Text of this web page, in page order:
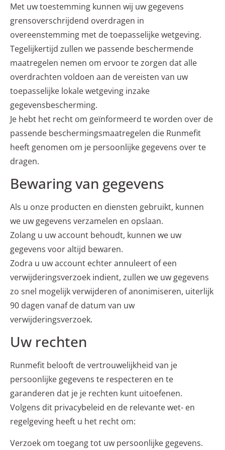
Met uw toestemming kunnen wij uw gegevens
grensoverschrijdend overdragen in
overeenstemming met de toepasselijke wetgeving.
Tegelijkertijd zullen we passende beschermende
maatregelen nemen om ervoor te zorgen dat alle
overdrachten voldoen aan de vereisten van uw
toepasselijke lokale wetgeving inzake
gegevensbescherming.
Je hebt het recht om geïnformeerd te worden over de
passende beschermingsmaatregelen die Runmefit
heeft genomen om je persoonlijke gegevens over te
dragen.
Bewaring van gegevens
Als u onze producten en diensten gebruikt, kunnen
we uw gegevens verzamelen en opslaan.
Zolang u uw account behoudt, kunnen we uw
gegevens voor altijd bewaren.
Zodra u uw account echter annuleert of een
verwijderingsverzoek indient, zullen we uw gegevens
zo snel mogelijk verwijderen of anonimiseren, uiterlijk
90 dagen vanaf de datum van uw
verwijderingsverzoek.
Uw rechten
Runmefit belooft de vertrouwelijkheid van je
persoonlijke gegevens te respecteren en te
garanderen dat je je rechten kunt uitoefenen.
Volgens dit privacybeleid en de relevante wet- en
regelgeving heeft u het recht om:
Verzoek om toegang tot uw persoonlijke gegevens.